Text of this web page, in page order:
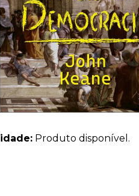
Produto disponível.